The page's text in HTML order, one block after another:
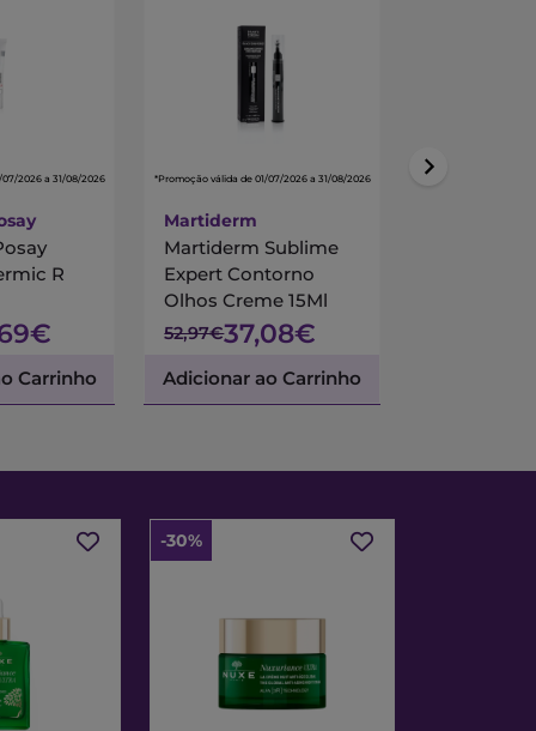
2026 a 31/08/2026
R
Carrinho
*Promoção válida de 01/07/2026 a 31/08/2026
Martiderm
Martiderm Sublime
Expert Contorno
Olhos Creme 15Ml
52,97€37,08€
Adicionar ao Carrinho
*Promoção válida de
-30%